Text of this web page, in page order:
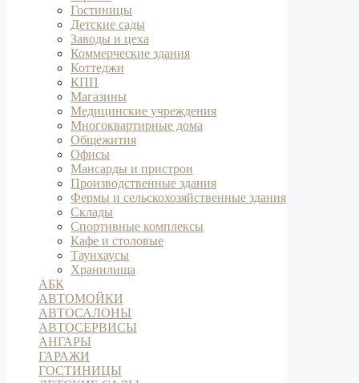
Гостиницы
Детские сады
Заводы и цеха
Коммерческие здания
Коттеджи
КПП
Магазины
Медицинские учреждения
Многоквартирные дома
Общежития
Офисы
Мансарды и пристрои
Производственные здания
Фермы и сельскохозяйственные здания
Склады
Спортивные комплексы
Кафе и столовые
Таунхаусы
Хранилища
АБК
АВТОМОЙКИ
АВТОСАЛОНЫ
АВТОСЕРВИСЫ
АНГАРЫ
ГАРАЖИ
ГОСТИНИЦЫ